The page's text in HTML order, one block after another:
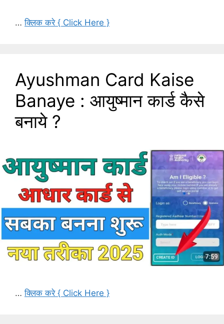
…क्लिक करे { Click Here }
Ayushman Card Kaise
Banaye : आयुष्मान कार्ड कैसे
बनाये ?
…क्लिक करे { Click Here }